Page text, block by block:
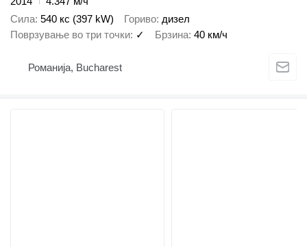
Сила 540 кс (397 kW) Гориво дизел
Поврзување во три точки ✓ Брзина 40 км/ч
Романија, Bucharest